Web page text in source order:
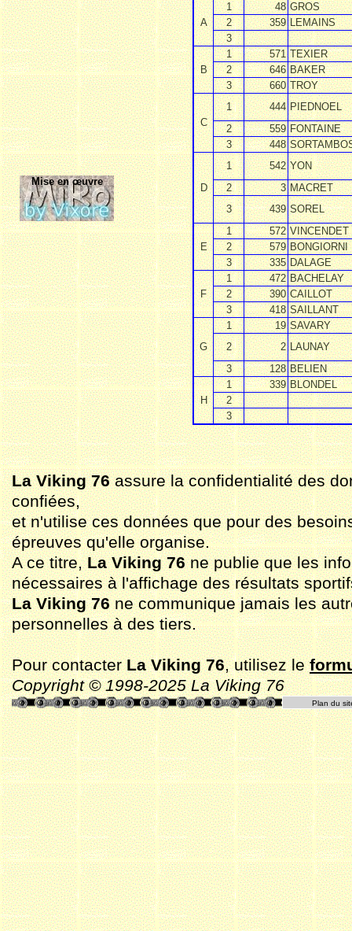
Mise en œuvre
A
1 48 GROS
2
359 LEMAINS
3
B
1 571 TEXIER
2
646 BAKER
3
660 TROY
C
1 444 PIEDNOEL
2
559 FONTAINE
3
448
D
1 542 YON
2
3 MACRET
3
439 SOREL
E
1 572 VINCENDET
2
579 BONGIORNI
3
335 DALAGE
F
1 472 BACHELAY
2
390 CAILLOT
3
418 SAILLANT
G
1 19 SAVARY
2
2 LAUNAY
3
128 BELIEN
H
1 339 BLONDEL
2
3
La Viking 76assure la confidentialité des
confiées,
et n'utilise ces données que pour des
épreuves qu'elle organise.
A ce titre,La Viking 76ne publie que les
nécessaires à l'affichage des résultats
La Viking 76ne communique jamais les
personnelles à des tiers.
Pour contacterLa Viking 76, utilisez le
Copyright © 1998-2025 La Viking 76
Plan du